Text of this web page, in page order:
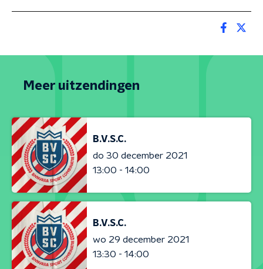
Meer uitzendingen
B.V.S.C.
do 30 december 2021
13:00 - 14:00
B.V.S.C.
wo 29 december 2021
13:30 - 14:00